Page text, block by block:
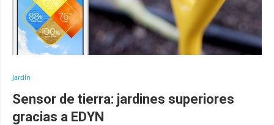
Jardín
Sensor de tierra: jardines superiores
gracias a EDYN